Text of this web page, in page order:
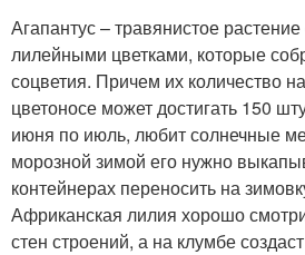
Агапантус – травянистое
лилейными цветками, которые
соцветия. Причем их количество
цветоносе может достигать 150
июня по июль, любит солнечные
морозной зимой его нужно
контейнерах переносить на
Африканская лилия хорошо
стен строений, а на клумбе